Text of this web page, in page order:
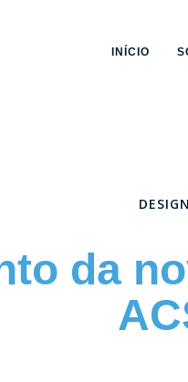
INÍCIO
DESIGN
da